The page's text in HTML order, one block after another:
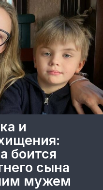
и
боится
сына
мужем